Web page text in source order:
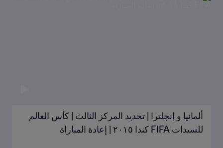
ألمانيا و إنجلترا | تحديد المركز الثالث | كأس العالم
للسيدات FIFA كندا ٢٠١٥ | إعادة المباراة